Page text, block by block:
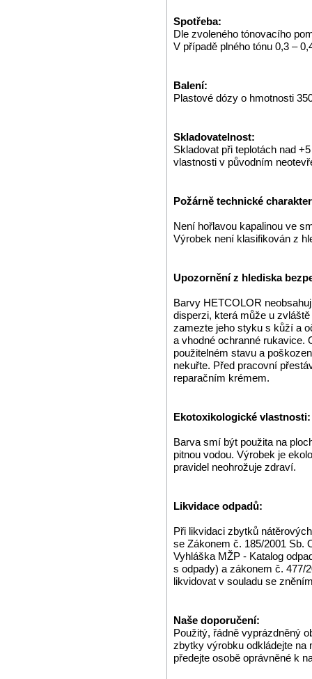
Spotřeba:
Dle zvoleného tónovacího
V případě plného tónu 0,3 –
Balení:
Plastové dózy o hmotnosti
Skladovatelnost:
Skladovat při teplotách nad
vlastnosti v původním
Požárně technické
Není hořlavou kapalinou ve
Výrobek není klasifikován z
Upozornění z hlediska
Barvy HETCOLOR
disperzi, která může u
zamezte jeho styku s kůží a
a vhodné ochranné rukavice.
použitelném stavu a
nekuřte. Před pracovní
reparačním krémem.
Ekotoxikologické vlastnosti:
Barva smí být použita na
pitnou vodou. Výrobek je
pravidel neohrožuje zdraví.
Likvidace odpadů:
Při likvidaci zbytků
se Zákonem č. 185/2001 Sb.
Vyhláška MŽP - Katalog
s odpady) a zákonem č. 477/
likvidovat v souladu se
Naše doporučení:
Použitý, řádně vyprázdněný
zbytky výrobku odkládejte na
předejte osobě oprávněné k